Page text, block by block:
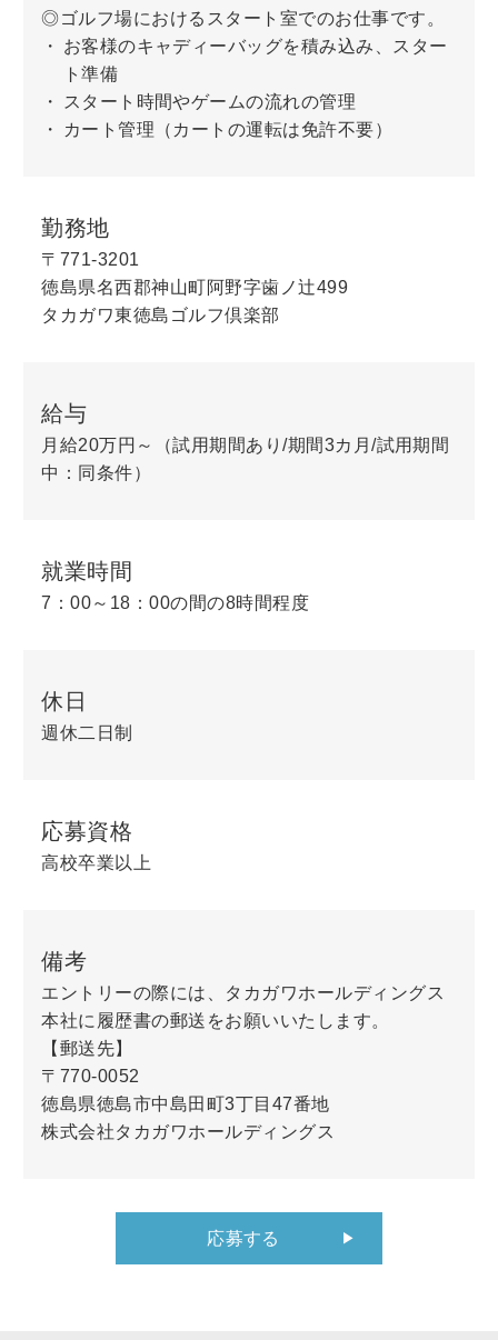
◎ゴルフ場におけるスタート室でのお仕事です。
お客様のキャディーバッグを積み込み、スター
ト準備
スタート時間やゲームの流れの管理
カート管理（カートの運転は免許不要）
勤務地
〒771-3201
徳島県名西郡神山町阿野字歯ノ辻499
タカガワ東徳島ゴルフ倶楽部
給与
月給20万円～（試用期間あり/期間3カ月/試用期間
中：同条件）
就業時間
7：00～18：00の間の8時間程度
休日
週休二日制
応募資格
高校卒業以上
備考
エントリーの際には、タカガワホールディングス
本社に履歴書の郵送をお願いいたします。
【郵送先】
〒770-0052
徳島県徳島市中島田町3丁目47番地
株式会社タカガワホールディングス
応募する